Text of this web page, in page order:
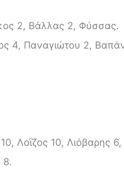
2, Βάλλας 2, Φύσσας.
4, Παναγιώτου 2,
Λοΐζος 10, Λιόβαρης 6,
8.